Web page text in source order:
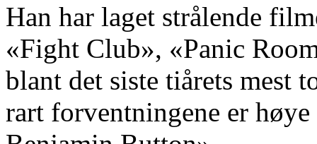
Han har laget strålende
«Fight Club», «Panic
blant det siste tiårets mest
rart forventningene er